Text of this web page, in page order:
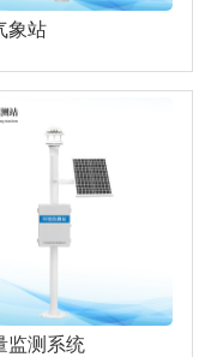
象站
监测系统